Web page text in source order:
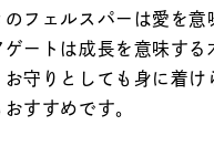
～
フェルスパーは愛を意
ートは成長を意味する
お守りとしても身に着け
すすめです。